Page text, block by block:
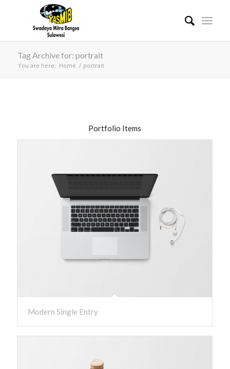
Tag Archive for: portrait
You are here: Home / portrait
Portfolio Items
Modern Single Entry